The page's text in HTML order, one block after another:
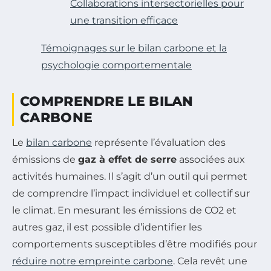
Collaborations intersectorielles pour
une transition efficace
Témoignages sur le bilan carbone et la
psychologie comportementale
COMPRENDRE LE BILAN
CARBONE
Le bilan carbone représente l’évaluation des
émissions de gaz à effet de serre associées aux
activités humaines. Il s’agit d’un outil qui permet
de comprendre l’impact individuel et collectif sur
le climat. En mesurant les émissions de CO2 et
autres gaz, il est possible d’identifier les
comportements susceptibles d’être modifiés pour
réduire notre empreinte carbone. Cela revêt une